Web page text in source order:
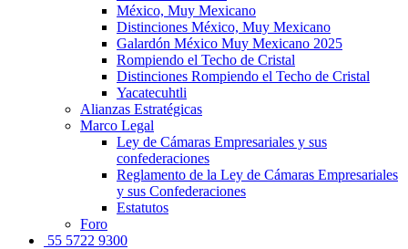
México, Muy Mexicano
Distinciones México, Muy Mexicano
Galardón México Muy Mexicano 2025
Rompiendo el Techo de Cristal
Distinciones Rompiendo el Techo de Cristal
Yacatecuhtli
Alianzas Estratégicas
Marco Legal
Ley de Cámaras Empresariales y sus
confederaciones
Reglamento de la Ley de Cámaras Empresariales
y sus Confederaciones
Estatutos
Foro
55 5722 9300